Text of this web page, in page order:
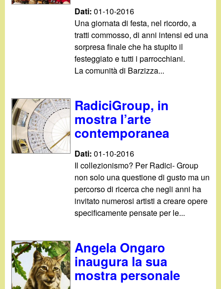
Dati:01-10-2016
Una giornata di festa, nel ricordo, a
tratti commosso, di anni intensi ed una
sorpresa finale che ha stupito il
festeggiato e tutti i parrocchiani.
La comunità di Barzizza...
RadiciGroup, in
mostra l’arte
contemporanea
Dati:01-10-2016
Il collezionismo? Per Radici- Group
non solo una questione di gusto ma un
percorso di ricerca che negli anni ha
invitato numerosi artisti a creare opere
specificamente pensate per le...
Angela Ongaro
inaugura la sua
mostra personale